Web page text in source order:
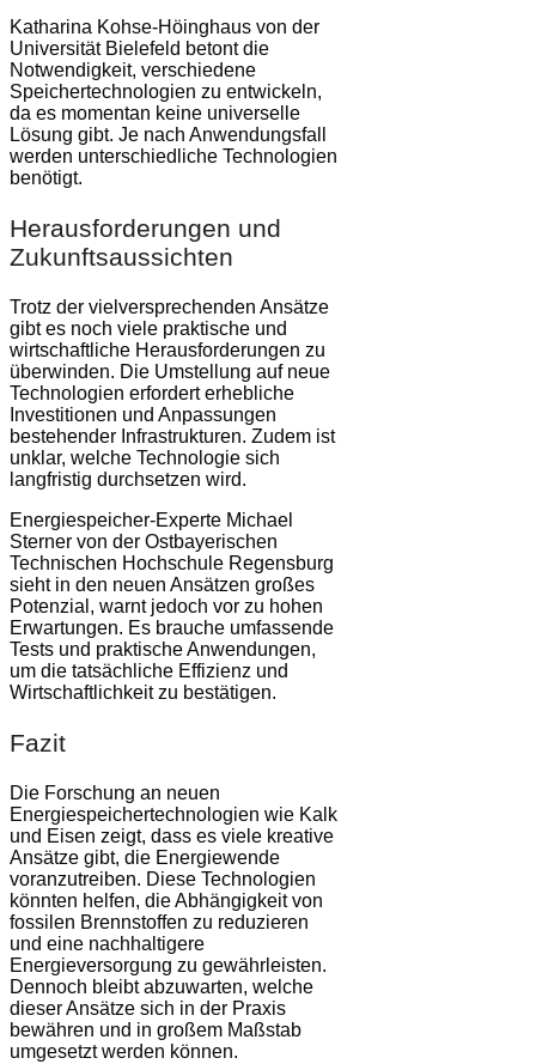
Katharina Kohse-Höinghaus von der
Universität Bielefeld betont die
Notwendigkeit, verschiedene
Speichertechnologien zu entwickeln,
da es momentan keine universelle
Lösung gibt. Je nach Anwendungsfall
werden unterschiedliche Technologien
benötigt.
Herausforderungen und
Zukunftsaussichten
Trotz der vielversprechenden Ansätze
gibt es noch viele praktische und
wirtschaftliche Herausforderungen zu
überwinden. Die Umstellung auf neue
Technologien erfordert erhebliche
Investitionen und Anpassungen
bestehender Infrastrukturen. Zudem ist
unklar, welche Technologie sich
langfristig durchsetzen wird.
Energiespeicher-Experte Michael
Sterner von der Ostbayerischen
Technischen Hochschule Regensburg
sieht in den neuen Ansätzen großes
Potenzial, warnt jedoch vor zu hohen
Erwartungen. Es brauche umfassende
Tests und praktische Anwendungen,
um die tatsächliche Effizienz und
Wirtschaftlichkeit zu bestätigen.
Fazit
Die Forschung an neuen
Energiespeichertechnologien wie Kalk
und Eisen zeigt, dass es viele kreative
Ansätze gibt, die Energiewende
voranzutreiben. Diese Technologien
könnten helfen, die Abhängigkeit von
fossilen Brennstoffen zu reduzieren
und eine nachhaltigere
Energieversorgung zu gewährleisten.
Dennoch bleibt abzuwarten, welche
dieser Ansätze sich in der Praxis
bewähren und in großem Maßstab
umgesetzt werden können.